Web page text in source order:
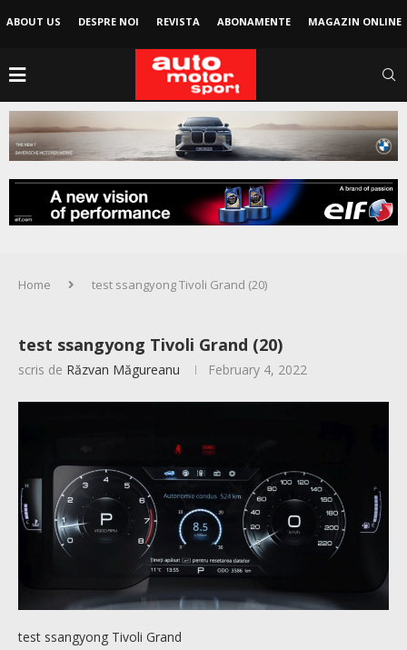
ABOUT US DESPRE NOI REVISTA ABONAMENTE MAGAZIN ONLINE
Home test ssangyong Tivoli Grand (20)
test ssangyong Tivoli Grand (20)
scris de Răzvan Măgureanu February 4, 2022
test ssangyong Tivoli Grand